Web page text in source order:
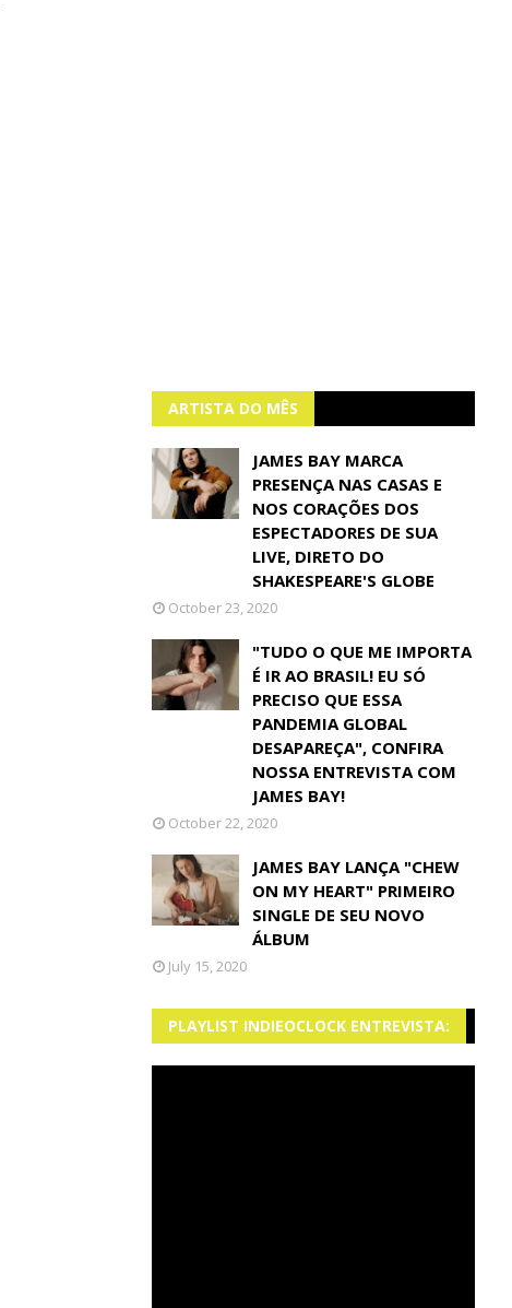
ARTISTA DO MÊS
JAMES BAY MARCA
PRESENÇA NAS CASAS E
NOS CORAÇÕES DOS
ESPECTADORES DE SUA
LIVE, DIRETO DO
SHAKESPEARE'S GLOBE
October 23, 2020
"TUDO O QUE ME IMPORTA
É IR AO BRASIL! EU SÓ
PRECISO QUE ESSA
PANDEMIA GLOBAL
DESAPAREÇA", CONFIRA
NOSSA ENTREVISTA COM
JAMES BAY!
October 22, 2020
JAMES BAY LANÇA "CHEW
ON MY HEART" PRIMEIRO
SINGLE DE SEU NOVO
ÁLBUM
July 15, 2020
PLAYLIST INDIEOCLOCK ENTREVISTA: